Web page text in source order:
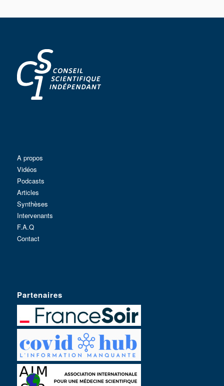
A propos
Vidéos
Podcasts
Articles
Synthèses
Intervenants
F.A.Q
Contact
Partenaires